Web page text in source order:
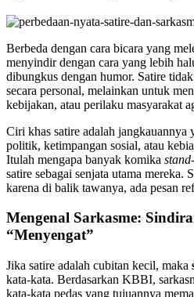
Berbeda dengan cara bicara yang
menyindir dengan cara yang lebih
dibungkus dengan humor. Satire
secara personal, melainkan untuk
kebijakan, atau perilaku masyarakat
Ciri khas satire adalah jangkauannya
politik, ketimpangan sosial, atau
Itulah mengapa banyak komika
satire sebagai senjata utama mereka.
karena di balik tawanya, ada pesan
Mengenal Sarkasme:
“Menyengat”
Jika satire adalah cubitan kecil, maka
kata-kata. Berdasarkan KBBI,
kata-kata pedas yang tujuannya